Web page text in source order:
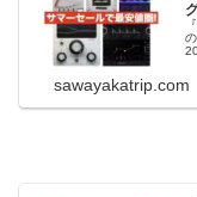
sawayakatrip.com